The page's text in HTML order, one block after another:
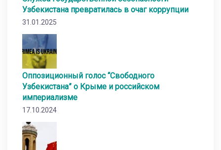
Узбекистана превратилась в очаг коррупции
31.01.2025
Оппозиционный голос “Свободного
Узбекистана” о Крыме и российском
империализме
17.10.2024